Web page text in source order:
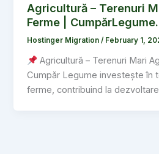
Agricultură – Terenuri
Ferme |
Hostinger Migration/ February 1,
Agricultură – Terenuri Mari
Cumpăr Legume investește în
ferme, contribuind la